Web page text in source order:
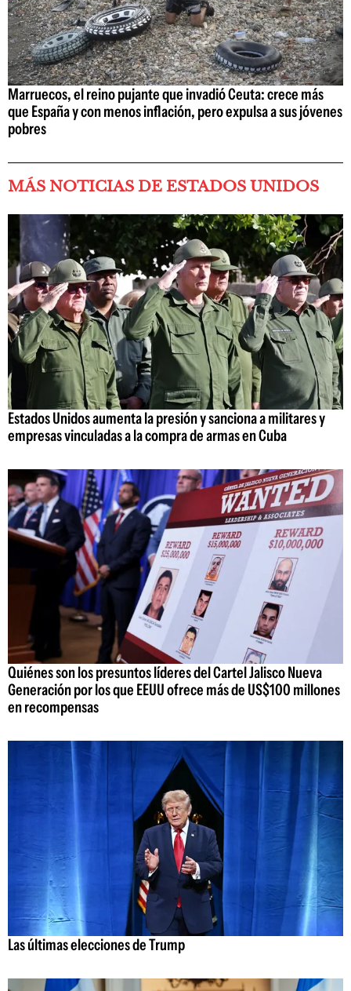
Marruecos, el reino pujante que invadió Ceuta: crece más
que España y con menos inflación, pero expulsa a sus jóvenes
pobres
MÁS NOTICIAS DE ESTADOS UNIDOS
Estados Unidos aumenta la presión y sanciona a militares y
empresas vinculadas a la compra de armas en Cuba
Quiénes son los presuntos líderes del Cartel Jalisco Nueva
Generación por los que EEUU ofrece más de US$100 millones
en recompensas
Las últimas elecciones de Trump